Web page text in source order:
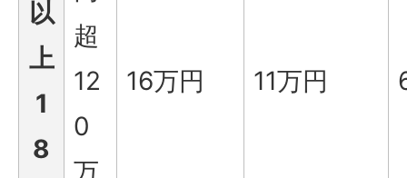
以
上
1
8
超
12
0
万
16万円 11万円